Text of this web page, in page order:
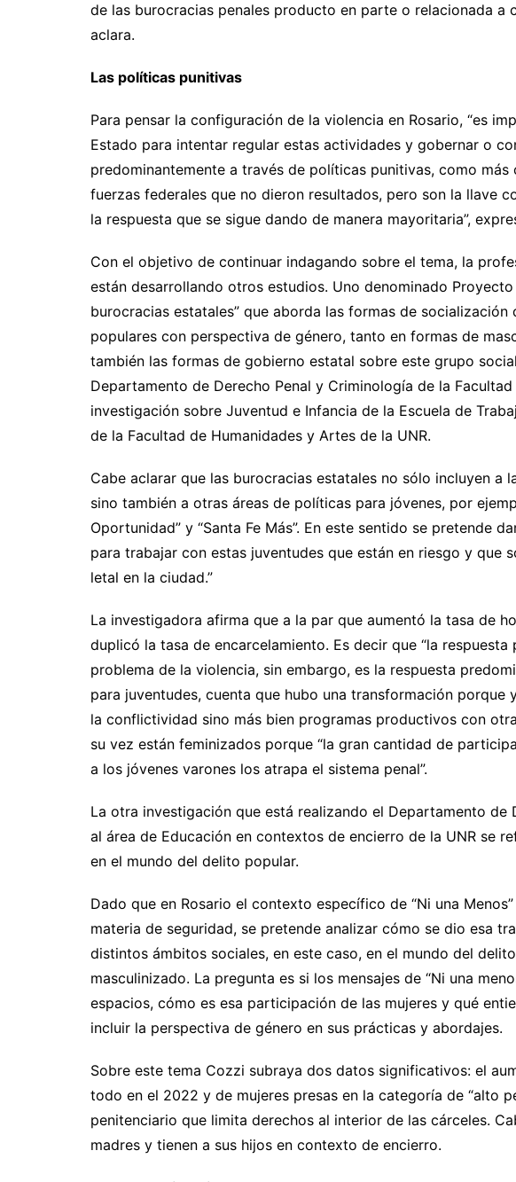
de las burocracias penales producto en parte o relacionada a
aclara.
Las políticas punitivas
Para pensar la configuración de la violencia en Rosario, “es
Estado para intentar regular estas actividades y gobernar o
predominantemente a través de políticas punitivas, como
fuerzas federales que no dieron resultados, pero son la llave
la respuesta que se sigue dando de manera mayoritaria”,
Con el objetivo de continuar indagando sobre el tema, la
están desarrollando otros estudios. Uno denominado Proyecto
burocracias estatales” que aborda las formas de
populares con perspectiva de género, tanto en formas de
también las formas de gobierno estatal sobre este grupo
Departamento de Derecho Penal y Criminología de la
investigación sobre Juventud e Infancia de la Escuela de
de la Facultad de Humanidades y Artes de la UNR.
Cabe aclarar que las burocracias estatales no sólo incluyen a
sino también a otras áreas de políticas para jóvenes, por
Oportunidad” y “Santa Fe Más”. En este sentido se pretende
para trabajar con estas juventudes que están en riesgo y que
letal en la ciudad.”
La investigadora afirma que a la par que aumentó la tasa de
duplicó la tasa de encarcelamiento. Es decir que “la
problema de la violencia, sin embargo, es la respuesta
para juventudes, cuenta que hubo una transformación
la conflictividad sino más bien programas productivos con
su vez están feminizados porque “la gran cantidad de
a los jóvenes varones los atrapa el sistema penal”.
La otra investigación que está realizando el Departamento de
al área de Educación en contextos de encierro de la UNR se
en el mundo del delito popular.
Dado que en Rosario el contexto específico de “Ni una
materia de seguridad, se pretende analizar cómo se dio esa
distintos ámbitos sociales, en este caso, en el mundo del
masculinizado. La pregunta es si los mensajes de “Ni una
espacios, cómo es esa participación de las mujeres y qué
incluir la perspectiva de género en sus prácticas y abordajes.
Sobre este tema Cozzi subraya dos datos significativos: el
todo en el 2022 y de mujeres presas en la categoría de “alto
penitenciario que limita derechos al interior de las cárceles.
madres y tienen a sus hijos en contexto de encierro.